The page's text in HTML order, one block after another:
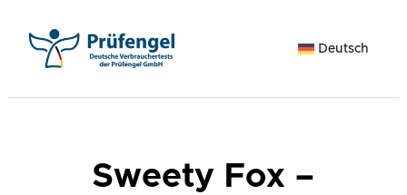
Inhalt
springen
Deutsch
Sweety Fox –